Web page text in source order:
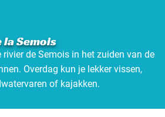
la Semois
rivier de Semois in het zuiden van de
Overdag kun je lekker vissen,
of kajakken.